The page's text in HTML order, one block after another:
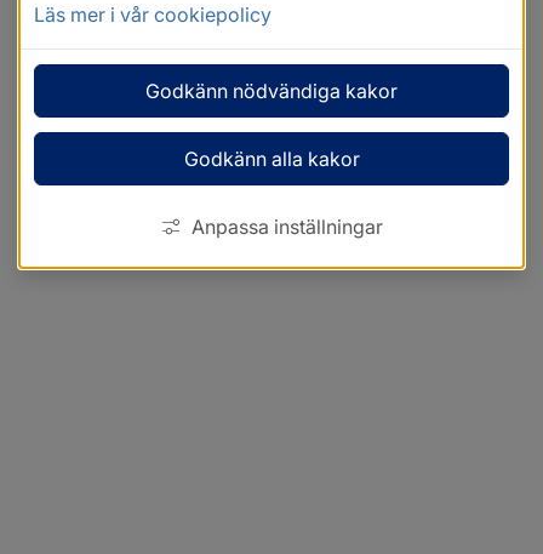
Läs mer i vår cookiepolicy
Godkänn nödvändiga kakor
Godkänn alla kakor
Anpassa inställningar